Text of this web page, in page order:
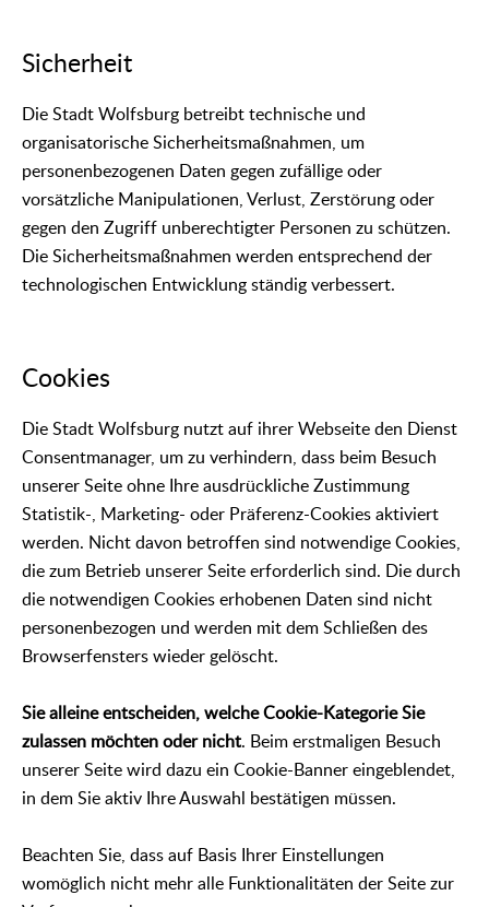
Sicherheit
Die Stadt Wolfsburg betreibt technische und
organisatorische Sicherheitsmaßnahmen, um
personenbezogenen Daten gegen zufällige oder
vorsätzliche Manipulationen, Verlust, Zerstörung oder
gegen den Zugriff unberechtigter Personen zu schützen.
Die Sicherheitsmaßnahmen werden entsprechend der
technologischen Entwicklung ständig verbessert.
Cookies
Die Stadt Wolfsburg nutzt auf ihrer Webseite den Dienst
Consentmanager, um zu verhindern, dass beim Besuch
unserer Seite ohne Ihre ausdrückliche Zustimmung
Statistik-, Marketing- oder Präferenz-Cookies aktiviert
werden. Nicht davon betroffen sind notwendige Cookies,
die zum Betrieb unserer Seite erforderlich sind. Die durch
die notwendigen Cookies erhobenen Daten sind nicht
personenbezogen und werden mit dem Schließen des
Browserfensters wieder gelöscht.
Sie alleine entscheiden, welche Cookie-Kategorie Sie
zulassen möchten oder nicht. Beim erstmaligen Besuch
unserer Seite wird dazu ein Cookie-Banner eingeblendet,
in dem Sie aktiv Ihre Auswahl bestätigen müssen.
Beachten Sie, dass auf Basis Ihrer Einstellungen
womöglich nicht mehr alle Funktionalitäten der Seite zur